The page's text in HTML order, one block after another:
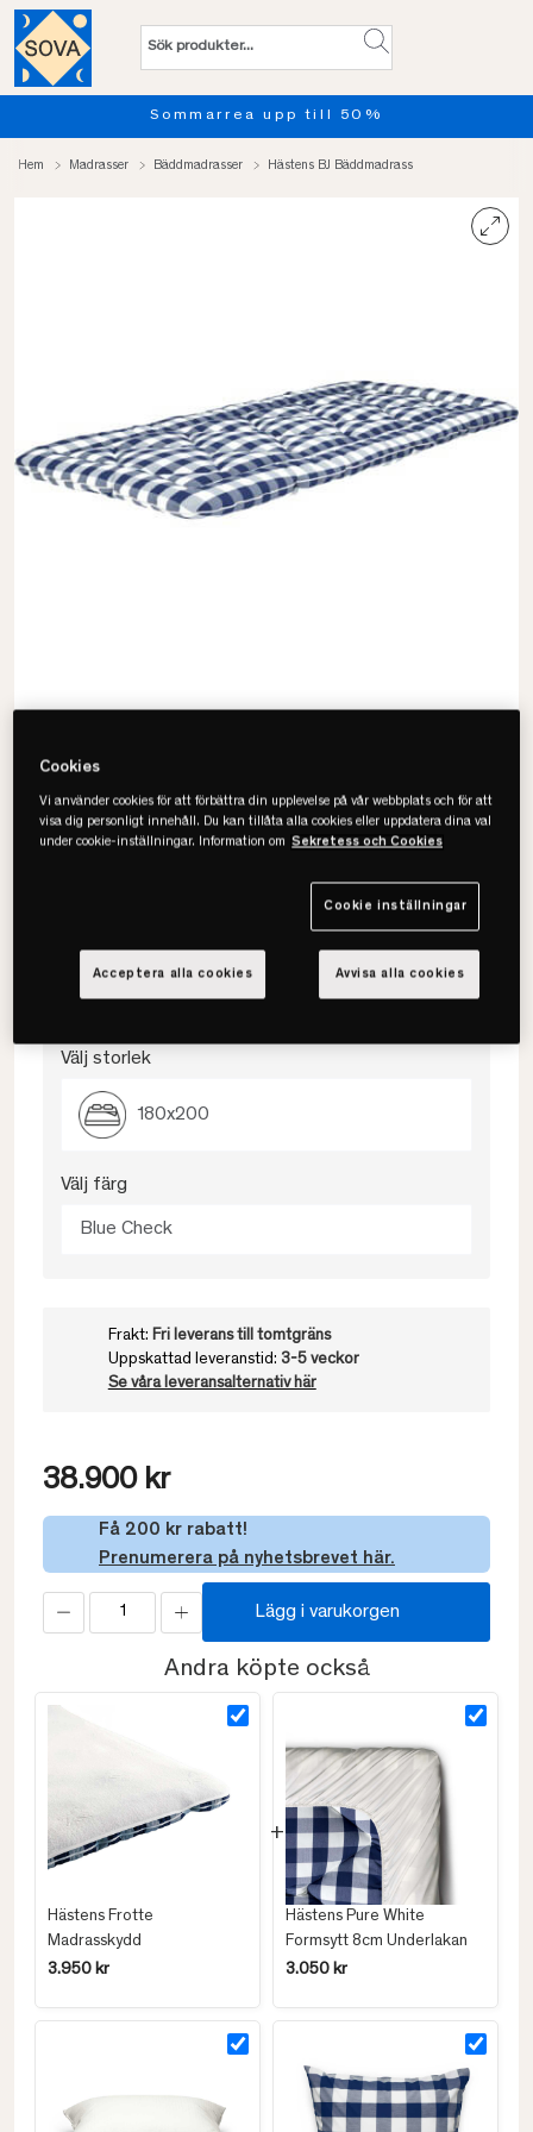
Sommarrea upp till 50%
Hem Madrasser Bäddmadrasser Hästens BJ Bäddmadrass
Hästens
• Fyllning av naturmaterial
• Kärna av tjockt bomullslager
Välj storlek
180x200
Välj färg
Blue Check
Frakt: Fri leverans till tomtgräns
Uppskattad leveranstid: 3-5 veckor
Se våra leveransalternativ här
38.900 kr
Få 200 kr rabatt!
Prenumerera på nyhetsbrevet här.
Lägg i varukorgen
Andra köpte också
Hästens Frotte
Madrasskydd
3.950 kr
Hästens Pure White
Formsytt 8cm Underlakan
3.050 kr
Cookies
Vi använder cookies för att förbättra din upplevelse på vår webbplats och för att
visa dig personligt innehåll. Du kan tillåta alla cookies eller uppdatera dina val
under cookie-inställningar. Information om Sekretess och Cookies
Cookie inställningar
Avvisa alla cookies
Acceptera alla cookies